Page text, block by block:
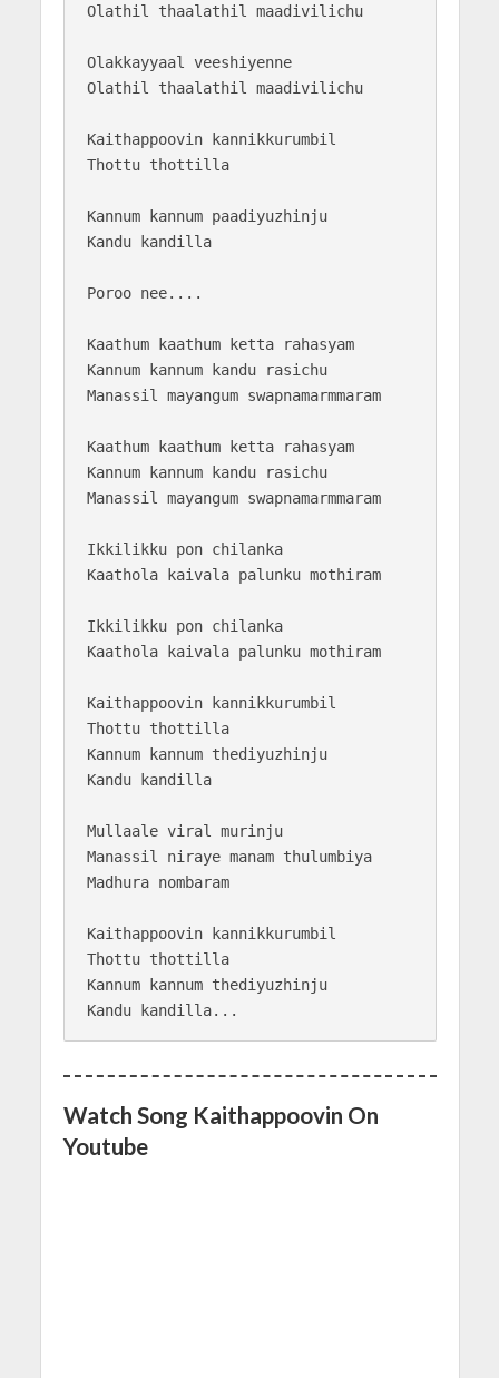
Olathil thaalathil maadivilichu
Olakkayyaal veeshiyenne
Olathil thaalathil maadivilichu
Kaithappoovin kannikkurumbil
Thottu thottilla
Kannum kannum paadiyuzhinju
Kandu kandilla
Poroo nee....
Kaathum kaathum ketta rahasyam
Kannum kannum kandu rasichu
Manassil mayangum swapnamarmmaram
Kaathum kaathum ketta rahasyam
Kannum kannum kandu rasichu
Manassil mayangum swapnamarmmaram
Ikkilikku pon chilanka
Kaathola kaivala palunku mothiram
Ikkilikku pon chilanka
Kaathola kaivala palunku mothiram
Kaithappoovin kannikkurumbil
Thottu thottilla
Kannum kannum thediyuzhinju
Kandu kandilla
Mullaale viral murinju
Manassil niraye manam thulumbiya
Madhura nombaram
Kaithappoovin kannikkurumbil
Thottu thottilla
Kannum kannum thediyuzhinju
Watch Song Kaithappoovin On
Youtube